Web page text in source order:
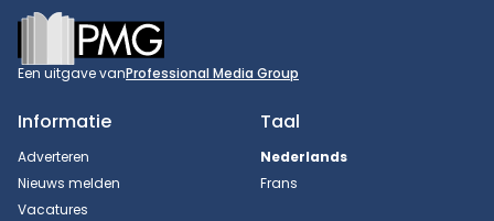
Footer
Een uitgave vanProfessional Media Group
Informatie
Adverteren
Nieuws melden
Vacatures
Taal
Nederlands
Frans